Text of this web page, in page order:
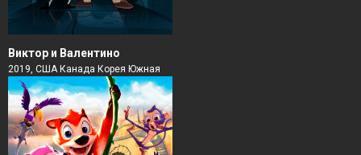
Виктор и Валентино
2019, США Канада Корея Южная